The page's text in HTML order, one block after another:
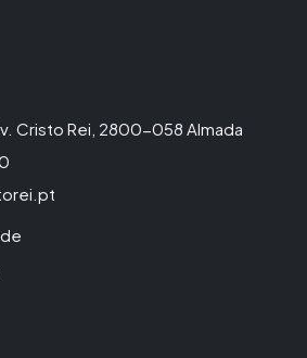
Cristo Rei, 2800-058 Almada